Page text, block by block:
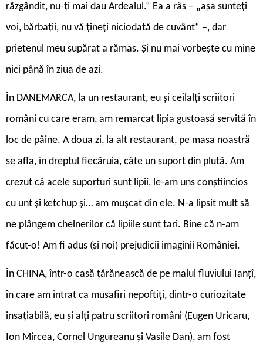
răzgândit, nu-ți mai dau Ardealul.“ Ea a râs – „așa sunteți
voi, bărbații, nu vă țineți niciodată de cuvânt“ –, dar
prietenul meu supărat a rămas. Și nu mai vorbește cu mine
nici până în ziua de azi.
În DANEMARCA, la un restaurant, eu și ceilalți scriitori
români cu care eram, am remarcat lipia gustoasă servită în
loc de pâine. A doua zi, la alt restaurant, pe masa noastră
se afla, în dreptul fiecăruia, câte un suport din plută. Am
crezut că acele suporturi sunt lipii, le-am uns conștiincios
cu unt și ketchup și… am mușcat din ele. N-a lipsit mult să
ne plângem chelnerilor că lipiile sunt tari. Bine că n-am
făcut-o! Am fi adus (și noi) prejudicii imaginii României.
În CHINA, într-o casă țărănească de pe malul fluviului Ianțî,
în care am intrat ca musafiri nepoftiți, dintr-o curiozitate
insațiabilă, eu și alți patru scriitori români (Eugen Uricaru,
Ion Mircea, Cornel Ungureanu și Vasile Dan), am fost